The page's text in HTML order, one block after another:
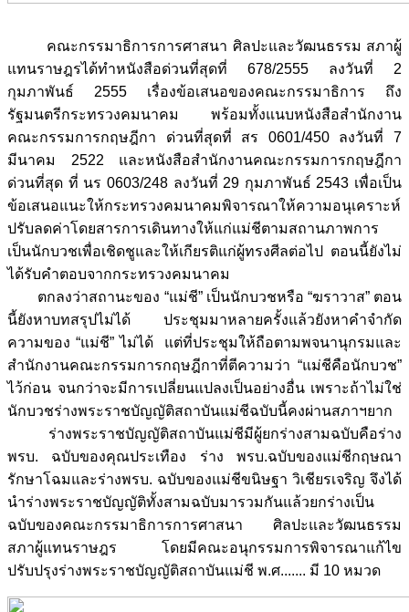
คณะกรรมาธิการการศาสนา ศิลปะและวัฒนธรรม สภาผู้
แทนราษฎรได้ทำหนังสือด่วนที่สุดที่ 678/2555 ลงวันที่ 2
กุมภาพันธ์ 2555 เรื่องข้อเสนอของคณะกรรมาธิการ ถึง
รัฐมนตรีกระทรวงคมนาคม พร้อมทั้งแนบหนังสือสำนักงาน
คณะกรรมการกฤษฎีกา ด่วนที่สุดที่ สร 0601/450 ลงวันที่ 7
มีนาคม 2522 และหนังสือสำนักงานคณะกรรมการกฤษฎีกา
ด่วนที่สุด ที่ นร 0603/248 ลงวันที่ 29 กุมภาพันธ์ 2543 เพื่อเป็น
ข้อเสนอแนะให้กระทรวงคมนาคมพิจารณาให้ความอนุเคราะห์
ปรับลดค่าโดยสารการเดินทางให้แก่แม่ชีตามสถานภาพการ
เป็นนักบวชเพื่อเชิดชูและให้เกียรติแก่ผู้ทรงศีลต่อไป ตอนนี้ยังไม่
ได้รับคำตอบจากกระทรวงคมนาคม
ตกลงว่าสถานะของ “แม่ชี” เป็นนักบวชหรือ “ฆราวาส” ตอน
นี้ยังหาบทสรุปไม่ได้ ประชุมมาหลายครั้งแล้วยังหาคำจำกัด
ความของ “แม่ชี” ไม่ได้ แต่ที่ประชุมให้ถือตามพจนานุกรมและ
สำนักงานคณะกรรมการกฤษฎีกาที่ตีความว่า “แม่ชีคือนักบวช”
ไว้ก่อน จนกว่าจะมีการเปลี่ยนแปลงเป็นอย่างอื่น เพราะถ้าไม่ใช่
นักบวชร่างพระราชบัญญัติสถาบันแม่ชีฉบับนี้คงผ่านสภาฯยาก
ร่างพระราชบัญญัติสถาบันแม่ชีมีผู้ยกร่างสามฉบับคือร่าง
พรบ. ฉบับของคุณประเทือง ร่าง พรบ.ฉบับของแม่ชีกฤษณา
รักษาโฉมและร่างพรบ. ฉบับของแม่ชีขนิษฐา วิเชียรเจริญ จึงได้
นำร่างพระราชบัญญัติทั้งสามฉบับมารวมกันแล้วยกร่างเป็น
ฉบับของคณะกรรมาธิการการศาสนา ศิลปะและวัฒนธรรม
สภาผู้แทนราษฎร โดยมีคณะอนุกรรมการพิจารณาแก้ไข
ปรับปรุงร่างพระราชบัญญัติสถาบันแม่ชี พ.ศ....... มี 10 หมวด